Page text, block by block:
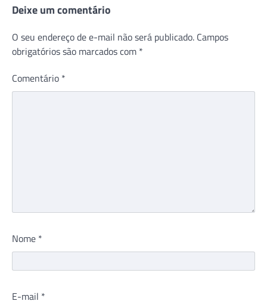
Deixe um comentário
O seu endereço de e-mail não será publicado. Campos
obrigatórios são marcados com *
Comentário *
Nome *
E-mail *